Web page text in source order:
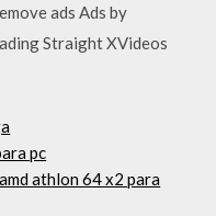
ads Ads by
Straight XVideos
pc
athlon 64 x2 para